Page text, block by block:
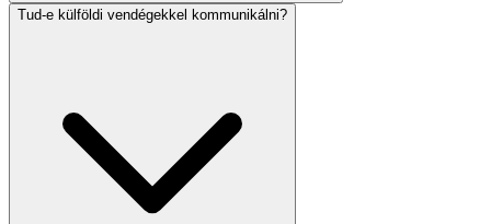
Tud-e külföldi vendégekkel kommunikálni?